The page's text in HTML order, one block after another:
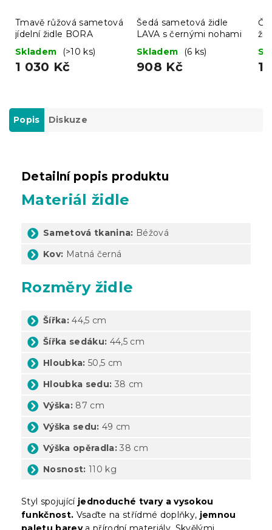
Tmavě růžová sametová
jídelní židle BORA
Skladem
(>10 ks)
1 030 Kč
Šedá sametová židle
LAVA s černými nohami
Skladem
(6 ks)
908 Kč 1
Popis Diskuze
Detailní popis produktu
Materiál židle
Sametová tkanina: Béžová
Kov: Matná černá
Rozměry židle
Šířka: 44,5 cm
Šířka sedáku: 44,5 cm
Hloubka: 50,5 cm
Hloubka sedu: 38 cm
Výška: 87 cm
Výška sedu: 49 cm
Výška opěradla: 38 cm
Nosnost: 110 kg
Styl spojující jednoduché tvary a vysokou
funkčnost. Vsaďte na střídmé doplňky, jemnou